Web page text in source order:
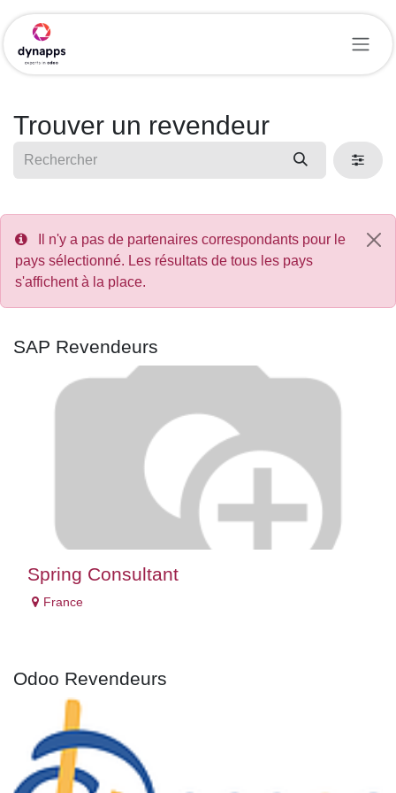
Trouver un revendeur
Il n'y a pas de partenaires correspondants pour le
pays sélectionné. Les résultats de tous les pays
s'affichent à la place.
SAP Revendeurs
Spring Consultant
France
Odoo Revendeurs